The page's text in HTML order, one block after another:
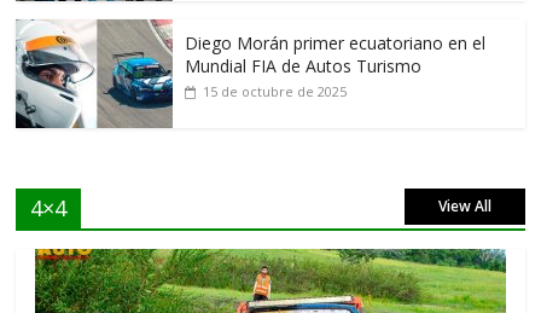
Diego Morán primer ecuatoriano en el
Mundial FIA de Autos Turismo
15 de octubre de 2025
4×4 View All